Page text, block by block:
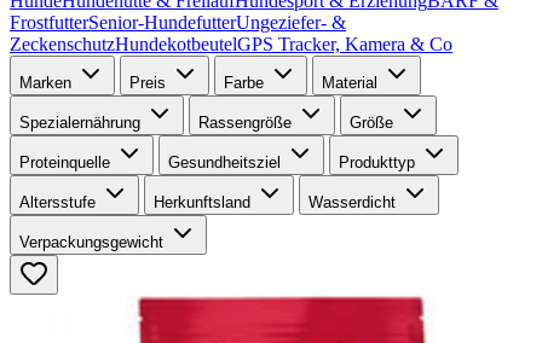
FrostfutterSenior-HundefutterUngeziefer- &
ZeckenschutzHundekotbeutelGPS Tracker, Kamera & Co
Marken Preis Farbe Material
Spezialernährung Rassengröße Größe
Proteinquelle Gesundheitsziel Produkttyp
Altersstufe Herkunftsland Wasserdicht
Verpackungsgewicht